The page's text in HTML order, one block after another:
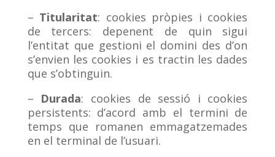
– Titularitat: cookies pròpies i cookies
de tercers: depenent de quin sigui
l’entitat que gestioni el domini des d’on
s’envien les cookies i es tractin les dades
que s’obtinguin.
– Durada: cookies de sessió i cookies
persistents: d’acord amb el termini de
temps que romanen emmagatzemades
en el terminal de l’usuari.